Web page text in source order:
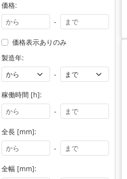
価格:
-
価格表示ありのみ
製造年:
-
稼働時間 [h]:
-
全長 [mm]:
-
全幅 [mm]: